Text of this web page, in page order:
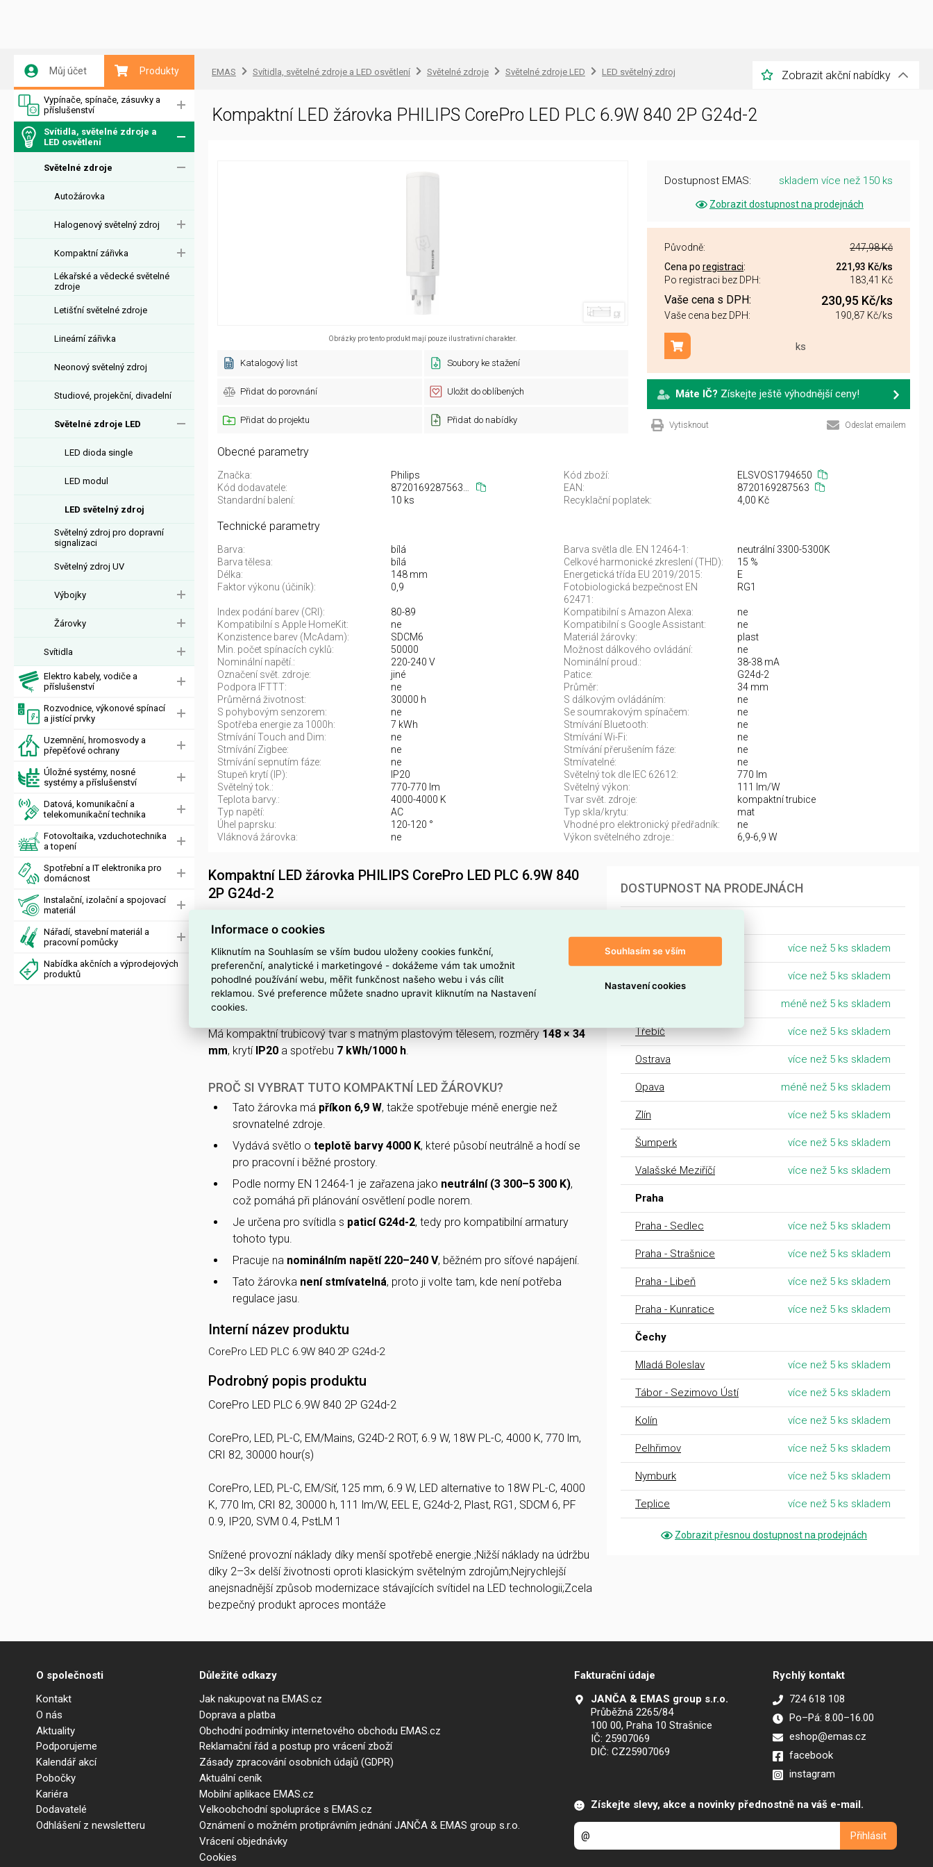
Můj účet Produkty
Vypínače, spínače, zásuvky a
příslušenství
Svítidla, světelné zdroje a
LED osvětlení
Světelné zdroje
Autožárovka
Halogenový světelný zdroj
Kompaktní zářivka
Lékařské a vědecké světelné
zdroje
Letišťní světelné zdroje
Lineární zářivka
Neonový světelný zdroj
Studiové, projekční, divadelní
Světelné zdroje LED
LED dioda single
LED modul
LED světelný zdroj
Světelný zdroj pro dopravní
signalizaci
Světelný zdroj UV
Výbojky
Žárovky
Svítidla
Elektro kabely, vodiče a
příslušenství
Rozvodnice, výkonové spínací
a jistící prvky
Uzemnění, hromosvody a
přepěťové ochrany
Úložné systémy, nosné
systémy a příslušenství
Datová, komunikační a
telekomunikační technika
Fotovoltaika, vzduchotechnika
a topení
Spotřební a IT elektronika pro
domácnost
Instalační, izolační a spojovací
materiál
Nářadí, stavební materiál a
pracovní pomůcky
Nabídka akčních a výprodejových
produktů
EMAS Svítidla, světelné zdroje a LED osvětlení Světelné zdroje Světelné zdroje LED LED světelný zdroj Zobrazit akční nabídky
Kompaktní LED žárovka PHILIPS CorePro LED PLC 6.9W 840 2P G24d-2
Obrázky pro tento produkt mají pouze ilustrativní charakter.
Katalogový list Soubory ke stažení
Přidat do porovnání Uložit do oblíbených
Přidat do projektu Přidat do nabídky
Dostupnost EMAS: skladem více než 150 ks
Zobrazit dostupnost na prodejnách
Původně:
247,98 Kč
Cena po registraci: 221,93 Kč/ks
Po registraci bez DPH:
183,41 Kč
Vaše cena s DPH: 230,95 Kč/ks
Vaše cena bez DPH: 190,87 Kč/ks
ks
Přidat do košíku
Máte IČ? Získejte ještě výhodnější ceny!
Vytisknout Odeslat emailem
Obecné parametry
Značka: Philips Kód zboží:
ELSVOS1794650
Kód dodavatele:
EAN:
8720169287563
Standardní balení:
10 ks Recyklační poplatek: 4,00 Kč
Technické parametry
Barva: bílá Barva světla dle. EN 12464-1:
neutrální 3300-5300K
Barva tělesa:
bílá Celkové harmonické zkreslení (THD):
15 %
Délka:
148 mm Energetická třída EU 2019/2015:
E
Faktor výkonu (účiník):
0,9
Fotobiologická bezpečnost EN
62471:
RG1
Index podání barev (CRI): 80-89 Kompatibilní s Amazon Alexa:
ne
Kompatibilní s Apple HomeKit:
ne Kompatibilní s Google Assistant:
ne
Konzistence barev (McAdam):
SDCM6 Materiál žárovky:
plast
Min. počet spínacích cyklů:
50000 Možnost dálkového ovládání:
ne
Nominální napětí.:
220-240 V Nominální proud.:
38-38 mA
Označení svět. zdroje:
jiné Patice:
G24d-2
Podpora IFTTT:
ne Průměr:
34 mm
Průměrná životnost:
30000 h S dálkovým ovládáním:
ne
S pohybovým senzorem:
ne Se soumrakovým spínačem:
ne
Spotřeba energie za 1000h:
7 kWh Stmívání Bluetooth:
ne
Stmívání Touch and Dim:
ne Stmívání Wi-Fi:
ne
Stmívání Zigbee:
ne Stmívání přerušením fáze:
ne
Stmívání sepnutím fáze:
ne Stmívatelné:
ne
Stupeň krytí (IP):
IP20 Světelný tok dle IEC 62612:
770 lm
Světelný tok.:
770-770 lm Světelný výkon:
111 lm/W
Teplota barvy.:
4000-4000 K Tvar svět. zdroje:
kompaktní trubice
Typ napětí:
AC Typ skla/krytu:
mat
Úhel paprsku:
120-120 ° Vhodné pro elektronický předřadník:
ne
Vláknová žárovka:
ne Výkon světelného zdroje.: 6,9-6,9 W
Kompaktní LED žárovka PHILIPS CorePro LED PLC 6.9W 840
2P G24d-2
(EAN 8720169287563) poskytuje
Nominální napětí220–240 V, světelná účinnost111 lm/W, index podání barev
CRI 80–89a průměrná životnost30000 h; žárovkanení stmívatelná
kompatibilní s chytrými asistenty.
Má kompaktní trubicový tvar s matným plastovým tělesem, rozměry 148 × 34
mm, krytí IP20 a spotřebu 7 kWh/1000 h.
PROČ SI VYBRAT TUTO KOMPAKTNÍ LED ŽÁROVKU?
Tato žárovka má příkon 6,9 W, takže spotřebuje méně energie než
srovnatelné zdroje.
Vydává světlo o teplotě barvy 4000 K, které působí neutrálně a hodí se
pro pracovní i běžné prostory.
Podle normy EN 12464-1 je zařazena jako neutrální (3 300–5 300 K),
což pomáhá při plánování osvětlení podle norem.
Je určena pro svítidla s paticí G24d-2, tedy pro kompatibilní armatury
tohoto typu.
Pracuje na nominálním napětí 220–240 V, běžném pro síťové napájení.
Tato žárovka není stmívatelná, proto ji volte tam, kde není potřeba
regulace jasu.
Interní název produktu
CorePro LED PLC 6.9W 840 2P G24d-2
Podrobný popis produktu
CorePro LED PLC 6.9W 840 2P G24d-2
CorePro, LED, PL-C, EM/Mains, G24D-2 ROT, 6.9 W, 18W PL-C, 4000 K, 770 lm,
CRI 82, 30000 hour(s)
CorePro, LED, PL-C, EM/Síť, 125 mm, 6.9 W, LED alternative to 18W PL-C, 4000
K, 770 lm, CRI 82, 30000 h, 111 lm/W, EEL E, G24d-2, Plast, RG1, SDCM 6, PF
0.9, IP20, SVM 0.4, PstLM 1
Snížené provozní náklady díky menší spotřebě energie.;Nižší náklady na údržbu
díky 2–3× delší životnosti oproti klasickým světelným zdrojům;Nejrychlejší
anejsnadnější způsob modernizace stávajících svítidel na LED technologii;Zcela
bezpečný produkt aproces montáže
DOSTUPNOST NA PRODEJNÁCH
Prostějov více než 5 ks skladem
více než 5 ks skladem
méně než 5 ks skladem
Třebíč více než 5 ks skladem
Ostrava více než 5 ks skladem
Opava méně než 5 ks skladem
Zlín více než 5 ks skladem
Šumperk více než 5 ks skladem
Valašské Meziříčí více než 5 ks skladem
Praha
Praha - Sedlec více než 5 ks skladem
Praha - Strašnice více než 5 ks skladem
Praha - Libeň více než 5 ks skladem
Praha - Kunratice více než 5 ks skladem
Čechy
Mladá Boleslav více než 5 ks skladem
Tábor - Sezimovo Ústí více než 5 ks skladem
Kolín více než 5 ks skladem
Pelhřimov více než 5 ks skladem
Nymburk více než 5 ks skladem
Teplice více než 5 ks skladem
Zobrazit přesnou dostupnost na prodejnách
O společnosti
Kontakt
O nás
Aktuality
Podporujeme
Kalendář akcí
Pobočky
Kariéra
Dodavatelé
Odhlášení z newsletteru
Důležité odkazy
Jak nakupovat na EMAS.cz
Doprava a platba
Obchodní podmínky internetového obchodu EMAS.cz
Reklamační řád a postup pro vrácení zboží
Zásady zpracování osobních údajů (GDPR)
Aktuální ceník
Mobilní aplikace EMAS.cz
Velkoobchodní spolupráce s EMAS.cz
Oznámení o možném protiprávním jednání JANČA & EMAS group s.r.o.
Vrácení objednávky
Cookies
Fakturační údaje
JANČA & EMAS group s.r.o.
Průběžná 2265/84
100 00, Praha 10 Strašnice
IČ: 25907069
DIČ: CZ25907069
Rychlý kontakt
724 618 108
Po–Pá: 8.00–16.00
eshop@emas.cz
facebook
instagram
Získejte slevy, akce a novinky přednostně na váš e-mail.
Informace o cookies
Kliknutím na Souhlasím se vším budou uloženy cookies funkční,
preferenční, analytické i marketingové - dokážeme vám tak umožnit
pohodlné používání webu, měřit funkčnost našeho webu i vás cílit
reklamou. Své preference můžete snadno upravit kliknutím na Nastavení
cookies.
Souhlasím se vším
Nastavení cookies